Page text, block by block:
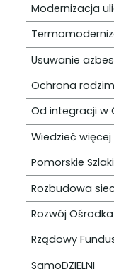
Modernizacja
Usuwanie
Ochrona
Od integracji w
Wiedzieć więcej
Pomorskie
Rozbudowa
Rozwój
Rządowy
SamoDZIELNI